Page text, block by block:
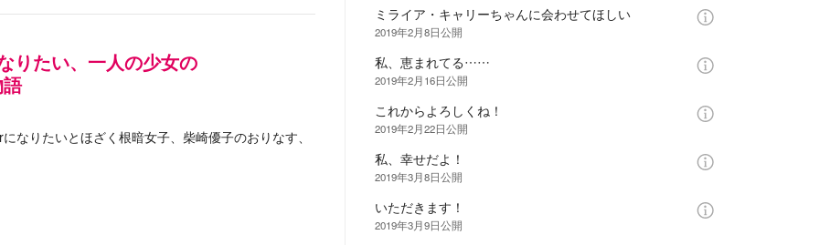
りたい、一人の少女の
語
なりたいとほざく根暗女子、柴崎優子のおりなす、
ミライア・キャリーちゃんに会わせてほしい
2019年2月8日公開
私、恵まれてる……
2019年2月16日公開
これからよろしくね！
2019年2月22日公開
私、幸せだよ！
2019年3月8日公開
いただきます！
2019年3月9日公開